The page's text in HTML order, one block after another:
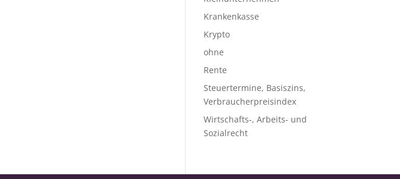
Krankenkasse
Krypto
ohne
Rente
Steuertermine, Basiszins,
Verbraucherpreisindex
Wirtschafts-, Arbeits- und
Sozialrecht